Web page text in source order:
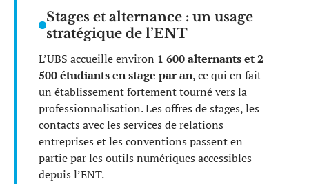
Stages et alternance : un usage
stratégique de l’ENT
L’UBS accueille environ 1 600 alternants et 2
500 étudiants en stage par an, ce qui en fait
un établissement fortement tourné vers la
professionnalisation. Les offres de stages, les
contacts avec les services de relations
entreprises et les conventions passent en
partie par les outils numériques accessibles
depuis l’ENT.